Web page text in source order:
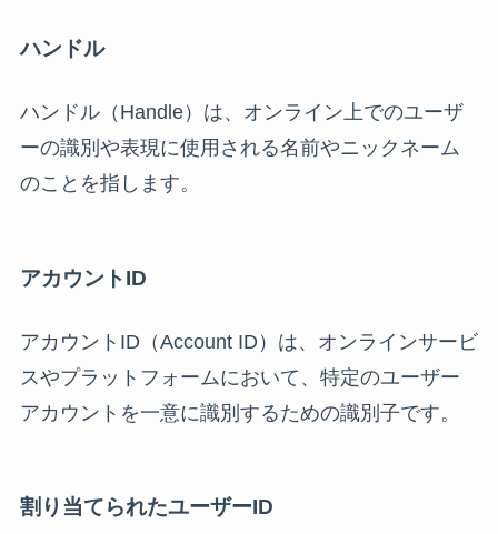
ハンドル
ハンドル（Handle）は、オンライン上でのユーザ
ーの識別や表現に使用される名前やニックネーム
のことを指します。
アカウントID
アカウントID（Account ID）は、オンラインサービ
スやプラットフォームにおいて、特定のユーザー
アカウントを一意に識別するための識別子です。
割り当てられたユーザーID